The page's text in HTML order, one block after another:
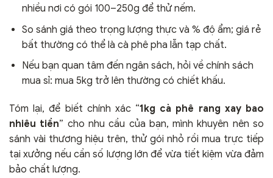
nhiều nơi có gói 100–250g để thử nếm.
So sánh giá theo trọng lượng thực và % độ ẩm; giá rẻ
bất thường có thể là cà phê pha lẫn tạp chất.
Nếu bạn quan tâm đến ngân sách, hỏi về chính sách
mua sỉ: mua 5kg trở lên thường có chiết khấu.
Tóm lại, để biết chính xác “1kg cà phê rang xay bao
nhiêu tiền” cho nhu cầu của bạn, mình khuyên nên so
sánh vài thương hiệu trên, thử gói nhỏ rồi mua trực tiếp
tại xưởng nếu cần số lượng lớn để vừa tiết kiệm vừa đảm
bảo chất lượng.